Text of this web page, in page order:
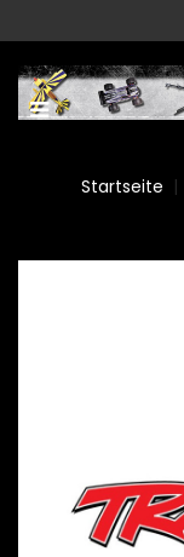
Startseite